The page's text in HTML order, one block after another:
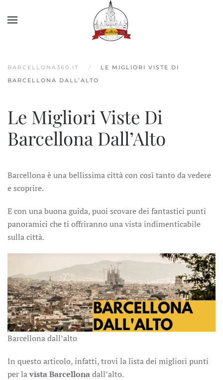
BARCELLONA360.IT
LE MIGLIORI VISTE DI
BARCELLONA DALL’ALTO
Le Migliori Viste Di
Barcellona Dall’Alto
Barcellona è una bellissima città con così tanto da vedere
e scoprire.
E con una buona guida, puoi scovare dei fantastici punti
panoramici che ti offriranno una vista indimenticabile
sulla città.
Barcellona dall’alto
In questo articolo, infatti, trovi la lista dei migliori punti
per lavista Barcellonadall’alto.